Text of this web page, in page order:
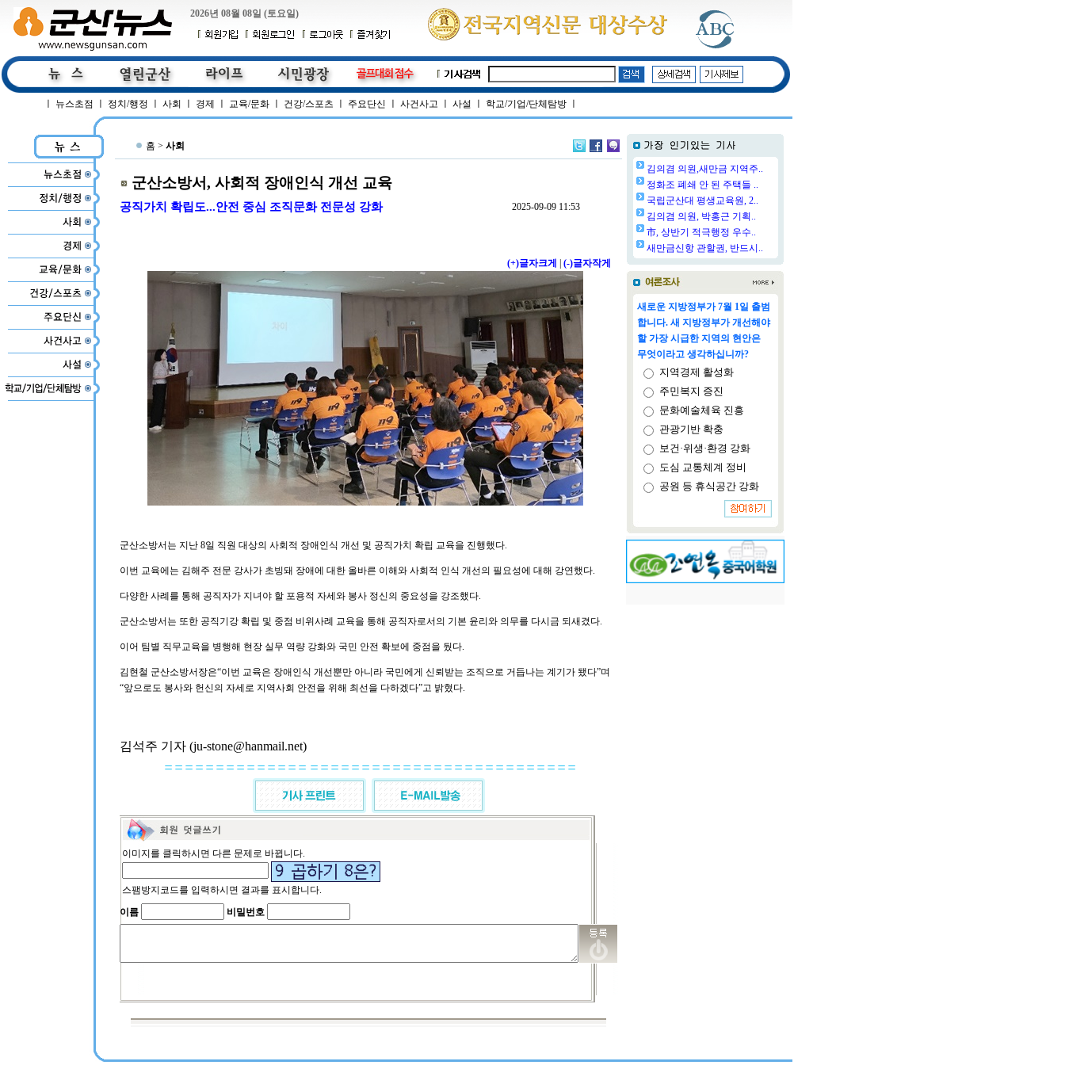
2026년 08월 08일 (토요일)
뉴스초점 정치/행정 사회 경제 교육/문화 건강/스포츠 주요단신 사건사고 사설 학교/기업/단체탐방
홈 > 사회
군산소방서, 사회적 장애인식 개선 교육
공직가치 확립도...안전 중심 조직문화 전문성 강화 2025-09-09 11:53
(+)글자크게 (-)글자작게
군산소방서는 지난 8일 직원 대상의 사회적 장애인식 개선 및 공직가치 확립 교육을 진행했다.
이번 교육에는 김해주 전문 강사가 초빙돼 장애에 대한 올바른 이해와 사회적 인식 개선의 필요성에 대해 강연했다.
다양한 사례를 통해 공직자가 지녀야 할 포용적 자세와 봉사 정신의 중요성을 강조했다.
군산소방서는 또한 공직기강 확립 및 중점 비위사례 교육을 통해 공직자로서의 기본 윤리와 의무를 다시금 되새겼다.
이어 팀별 직무교육을 병행해 현장 실무 역량 강화와 국민 안전 확보에 중점을 뒀다.
김현철 군산소방서장은“이번 교육은 장애인식 개선뿐만 아니라 국민에게 신뢰받는 조직으로 거듭나는 계기가 됐다”며
“앞으로도 봉사와 헌신의 자세로 지역사회 안전을 위해 최선을 다하겠다”고 밝혔다.
김석주 기자 (ju-stone@hanmail.net)
이미지를 클릭하시면 다른 문제로 바뀝니다.
스팸방지코드를 입력하시면 결과를 표시합니다.
이름
비밀번호
김의겸 의원,새만금 지역주..
정화조 폐쇄 안 된 주택들 ..
국립군산대 평생교육원, 2..
김의겸 의원, 박홍근 기획..
市, 상반기 적극행정 우수..
새만금신항 관할권, 반드시..
새로운 지방정부가 7월 1일 출범
합니다. 새 지방정부가 개선해야
할 가장 시급한 지역의 현안은
무엇이라고 생각하십니까?
지역경제 활성화
주민복지 증진
문화예술체육 진흥
관광기반 확충
보건·위생·환경 강화
도심 교통체계 정비
공원 등 휴식공간 강화